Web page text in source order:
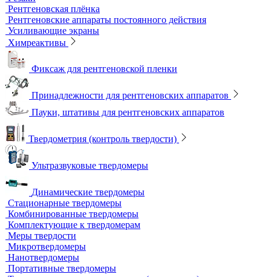
Принадлежности для рентгенографии
Гибкие кассеты для рентгеновской пленки
Литеры маркировочные
Магнитные держатели для рентгеновской пленки
Маркировочные знаки для радиографического контроля
Проволочные эталоны чувствительности
Универсальный шаблон радиографа
Эталоны чувствительности канавочные (ЭЧК)
Резаки
Рентгеновская плёнка
Рентгеновские аппараты постоянного действия
Усиливающие экраны
Химреактивы
Фиксаж для рентгеновской пленки
Принадлежности для рентгеновских аппаратов
Пауки, штативы для рентгеновских аппаратов
Твердометрия (контроль твердости)
Ультразвуковые твердомеры